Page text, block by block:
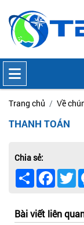
Trang chủ Về
THANH TOÁN
Chia sẻ:
Share
Bài viết liên